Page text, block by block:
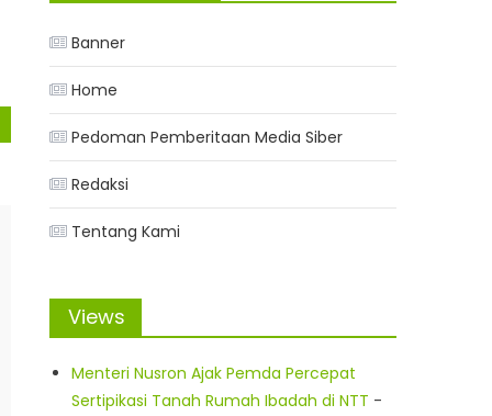
Banner
Home
Pedoman Pemberitaan Media Siber
Redaksi
Tentang Kami
Views
Menteri Nusron Ajak Pemda Percepat
Sertipikasi Tanah Rumah Ibadah di NTT -